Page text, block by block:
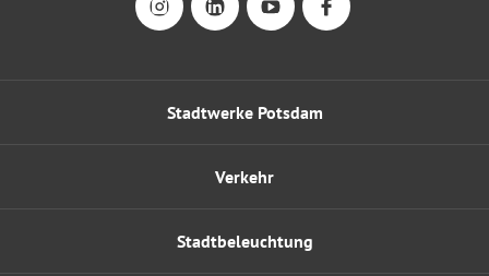
Stadtwerke Potsdam
Verkehr
Stadtbeleuchtung